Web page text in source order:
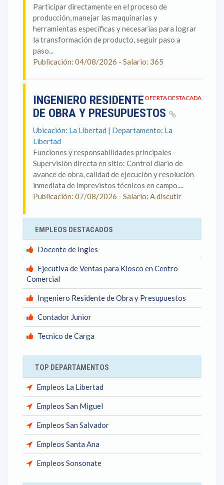
Participar directamente en el proceso de
producción, manejar las maquinarias y
herramientas específicas y necesarias para lograr
la transformación de producto, seguir paso a
paso...
Publicación: 04/08/2026 - Salario: 365
OFERTA DESTACADA
INGENIERO RESIDENTE
DE OBRA Y PRESUPUESTOS
Ubicación: La Libertad | Departamento: La
Libertad
Funciones y responsabilidades principales -
Supervisión directa en sitio: Control diario de
avance de obra, calidad de ejecución y resolución
inmediata de imprevistos técnicos en campo....
Publicación: 07/08/2026 - Salario: A discutir
EMPLEOS DESTACADOS
Docente de Ingles
Ejecutiva de Ventas para Kiosco en Centro
Comercial
Ingeniero Residente de Obra y Presupuestos
Contador Junior
Tecnico de Carga
TOP DEPARTAMENTOS
Empleos La Libertad
Empleos San Miguel
Empleos San Salvador
Empleos Santa Ana
Empleos Sonsonate